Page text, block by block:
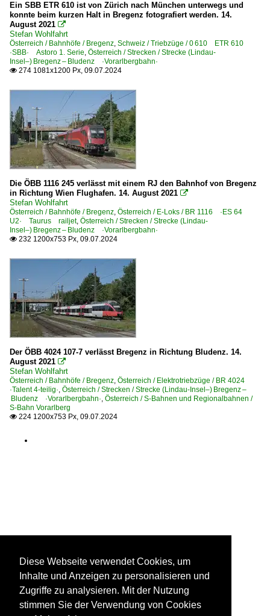
Ein SBB ETR 610 ist von Zürich nach München unterwegs und
konnte beim kurzen Halt in Bregenz fotografiert werden. 14.
August 2021 
Stefan Wohlfahrt
Österreich / Bahnhöfe / Bregenz, Schweiz / Triebzüge / 0 610 ETR 610
·SBB· Astoro 1. Serie, Österreich / Strecken / Strecke (Lindau-
Insel–) Bregenz – Bludenz ·Vorarlbergbahn·
 274 1081x1200 Px, 09.07.2024
Die ÖBB 1116 245 verlässt mit einem RJ den Bahnhof von Bregenz
in Richtung Wien Flughafen. 14. August 2021 
Stefan Wohlfahrt
Österreich / Bahnhöfe / Bregenz, Österreich / E-Loks / BR 1116 ·ES 64
U2· Taurus railjet, Österreich / Strecken / Strecke (Lindau-
Insel–) Bregenz – Bludenz ·Vorarlbergbahn·
 232 1200x753 Px, 09.07.2024
Der ÖBB 4024 107-7 verlässt Bregenz in Richtung Bludenz. 14.
August 2021 
Stefan Wohlfahrt
Österreich / Bahnhöfe / Bregenz, Österreich / Elektrotriebzüge / BR 4024
·Talent 4-teilig·, Österreich / Strecken / Strecke (Lindau-Insel–) Bregenz –
Bludenz ·Vorarlbergbahn·, Österreich / S-Bahnen und Regionalbahnen /
S-Bahn Vorarlberg
 224 1200x753 Px, 09.07.2024
Diese Webseite verwendet Cookies, um
Inhalte und Anzeigen zu personalisieren und
Zugriffe zu analysieren. Mit der Nutzung
stimmen Sie der Verwendung von Cookies